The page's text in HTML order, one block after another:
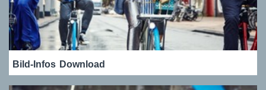
Bild-Infos Download